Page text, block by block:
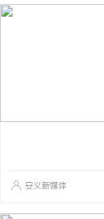
安义新媒体